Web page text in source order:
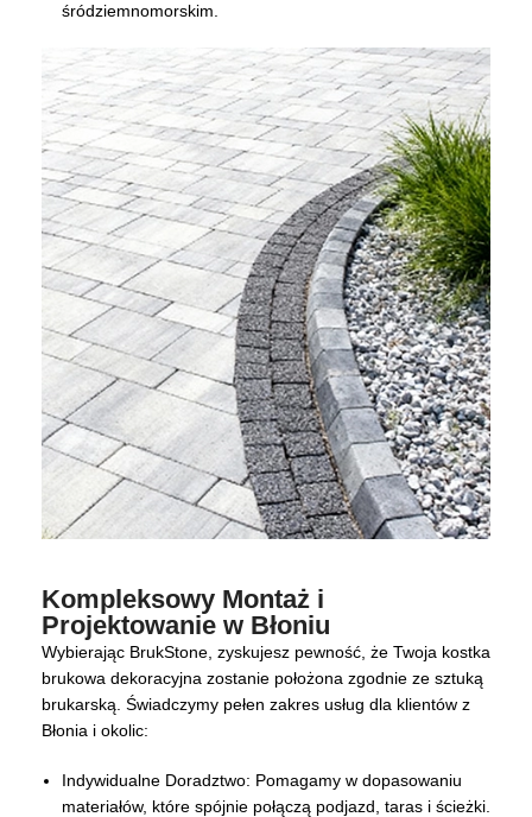
śródziemnomorskim.
Kompleksowy Montaż i
Projektowanie w Błoniu
Wybierając BrukStone, zyskujesz pewność, że Twoja kostka
brukowa dekoracyjna zostanie położona zgodnie ze sztuką
brukarską. Świadczymy pełen zakres usług dla klientów z
Błonia i okolic:
Indywidualne Doradztwo: Pomagamy w dopasowaniu
materiałów, które spójnie połączą podjazd, taras i ścieżki.